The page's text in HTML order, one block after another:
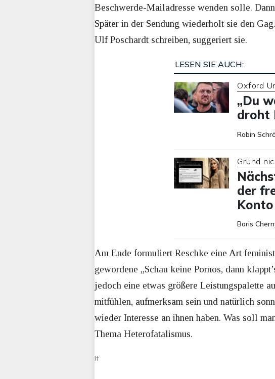
Beschwerde-Mailadresse wenden solle.
Später in der Sendung wiederholt sie den
Ulf Poschardt schreiben, suggeriert sie.
LESEN SIE AUCH:
Oxford
„Du
droht
Robin
Grund
der
Konto
Boris
Am Ende formuliert Reschke eine Art
gewordene „Schau keine Pornos, dann
jedoch eine etwas größere Leistungspalette
mitfühlen, aufmerksam sein und natürlich
wieder Interesse an ihnen haben. Was soll
Thema Heterofatalismus.
lf